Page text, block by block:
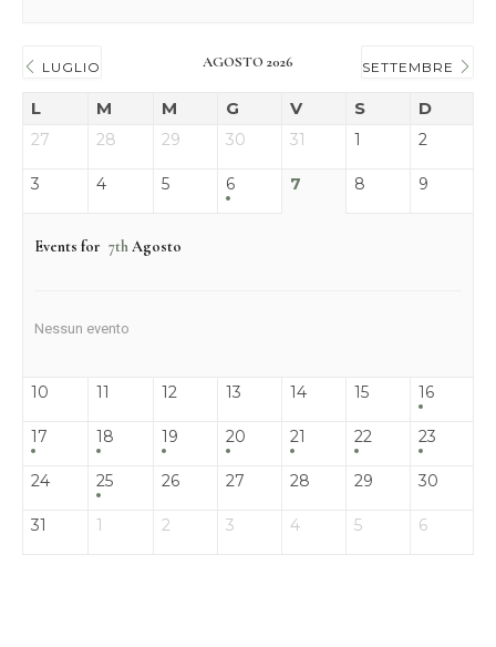
LUGLIO AGOSTO 2026 SETTEMBRE
L M M G V S D
27 28 29 30 31 1 2
3 4 5 6 7 8 9
Events for 7thAgosto
Nessun evento
10 11 12 13 14 15 16
17 18 19 20 21 22 23
24 25 26 27 28 29 30
31 1 2 3 4 5 6